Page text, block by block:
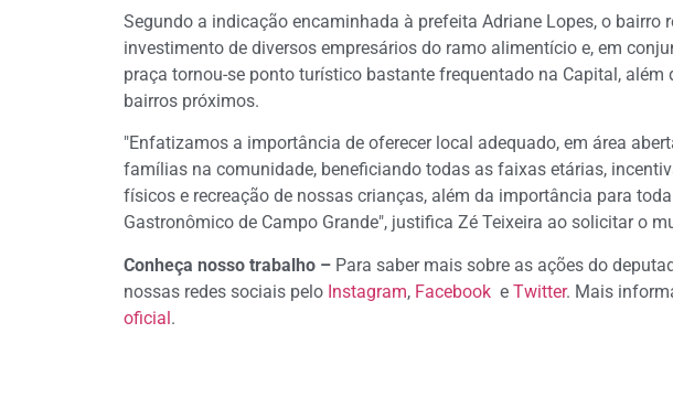
Segundo a indicação encaminhada à prefeita Adriane Lopes, o bairro
investimento de diversos empresários do ramo alimentício e, em
praça tornou-se ponto turístico bastante frequentado na Capital, além
bairros próximos.
"Enfatizamos a importância de oferecer local adequado, em área
famílias na comunidade, beneficiando todas as faixas etárias,
físicos e recreação de nossas crianças, além da importância para
Gastronômico de Campo Grande", justifica Zé Teixeira ao solicitar o
Conheça nosso trabalho – Para saber mais sobre as ações do
nossas redes sociais pelo Instagram, Facebook e Twitter. Mais
oficial.